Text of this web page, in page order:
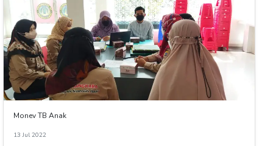
Monev TB Anak
13 Jul 2022